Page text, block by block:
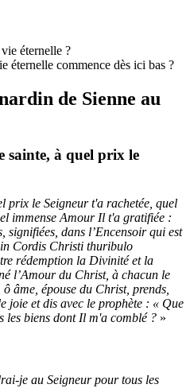
éternelle ?
éternelle commence dès ici bas ?
de Sienne au
sainte, à quel prix le
prix le Seigneur t'a rachetée, quel
immense Amour Il t'a gratifiée :
signifiées, dans l’Encensoir qui est
Cordis Christi thuribulo
rédemption la Divinité et la
l’Amour du Christ, à chacun le
âme, épouse du Christ, prends,
joie et dis avec le prophète : « Que
les biens dont Il m'a comblé ? »
je au Seigneur pour tous les